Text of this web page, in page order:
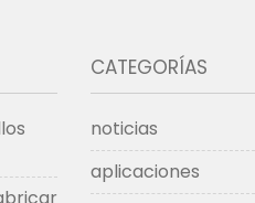
CATEGORÍAS
noticias
aplicaciones